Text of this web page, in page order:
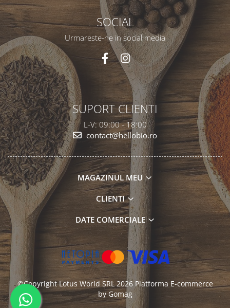
SOCIAL
Urmareste-ne in social media
SUPORT CLIENTI
L-V: 09:00 - 18:00
contact@hellobio.ro
MAGAZINUL MEU
CLIENTI
DATE COMERCIALE
©Copyright Lotus World SRL 2026 Platforma E-commerce
by Gomag